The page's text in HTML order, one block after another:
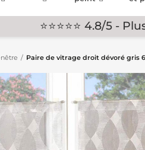
⭐⭐⭐⭐⭐ 4.8/5 -
Paire de vitrage droit dévoré gris